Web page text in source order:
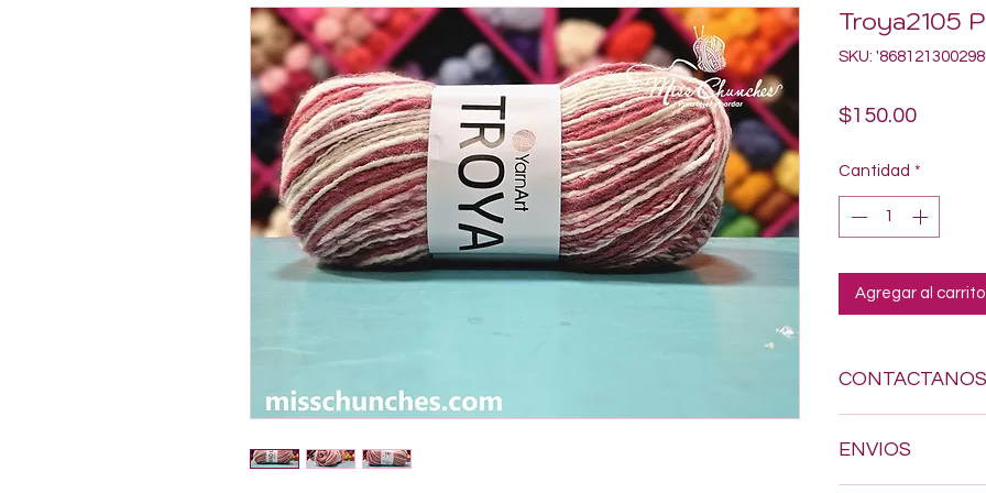
Troya2105
SKU:
$150.00Precio
Cantidad *
Agregar al carrito
CONTACTANOS
dudes en
ENVIOS